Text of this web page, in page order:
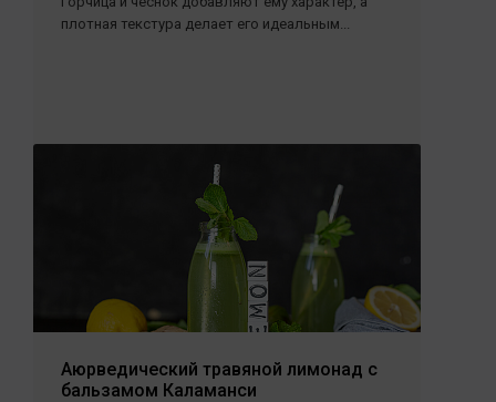
плотная текстура делает его идеальным...
Аюрведический травяной лимонад с
бальзамом Каламанси